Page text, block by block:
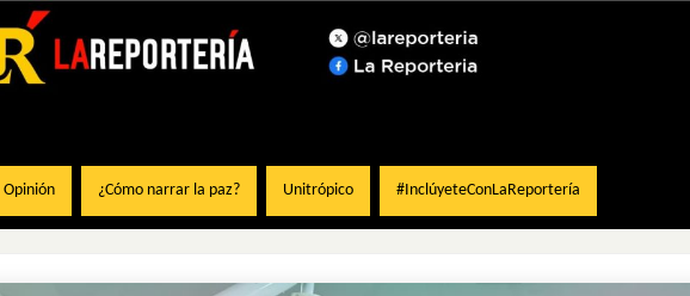
Opinión ¿Cómo narrar la paz? Unitrópico #InclúyeteConLaReportería